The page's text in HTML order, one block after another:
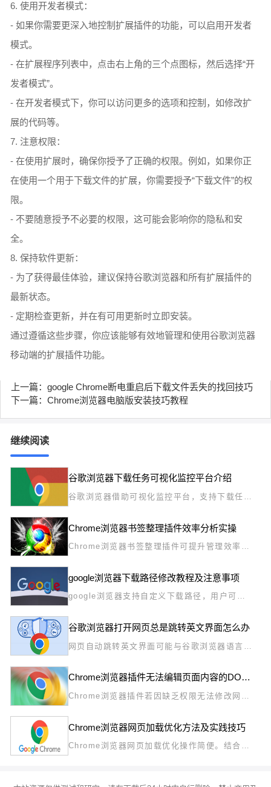
6. 使用开发者模式：
- 如果你需要更深入地控制扩展插件的功能，可以启用开发者
模式。
- 在扩展程序列表中，点击右上角的三个点图标，然后选择“开
发者模式”。
- 在开发者模式下，你可以访问更多的选项和控制，如修改扩
展的代码等。
7. 注意权限：
- 在使用扩展时，确保你授予了正确的权限。例如，如果你正
在使用一个用于下载文件的扩展，你需要授予“下载文件”的权
限。
- 不要随意授予不必要的权限，这可能会影响你的隐私和安
全。
8. 保持软件更新：
- 为了获得最佳体验，建议保持谷歌浏览器和所有扩展插件的
最新状态。
- 定期检查更新，并在有可用更新时立即安装。
通过遵循这些步骤，你应该能够有效地管理和使用谷歌浏览器
移动端的扩展插件功能。
上一篇：google Chrome断电重启后下载文件丢失的找回技巧
下一篇：Chrome浏览器电脑版安装技巧教程
继续阅读
谷歌浏览器下载任务可视化监控平台介绍
谷歌浏览器借助可视化监控平台，支持下载任务
的实时跟踪与管理，方便用户掌控进度与异常，
提升使用体验。
Chrome浏览器书签整理插件效率分析实操
Chrome浏览器书签整理插件可提升管理效率。
本实操教程展示操作技巧，帮助用户快速分类和
查找书签，提高浏览体验和操作效率。
google浏览器下载路径修改教程及注意事项
google浏览器支持自定义下载路径，用户可根
据需求修改保存目录，注意相关设置确保文件管
理顺畅。
谷歌浏览器打开网页总是跳转英文界面怎么办
网页自动跳转英文界面可能与谷歌浏览器语言设
置有关。本文教你调整语言偏好，确保网页显示
为期望语言。
Chrome浏览器插件无法编辑页面内容的DOM操作权限设置
Chrome浏览器插件若因缺乏权限无法修改网页
内容，可通过声明额外的DOM访问权限或调整
扩展清单中的host配置来恢复正常操作能力。
Chrome浏览器网页加载优化方法及实践技巧
Chrome浏览器网页加载优化操作简便。结合实
践技巧，用户可以显著提升网页打开速度，减少